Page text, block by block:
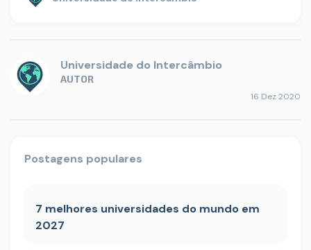
Universidade do Intercâmbio
AUTOR
16 Dez 2020
Postagens populares
7 melhores universidades do mundo em
2027